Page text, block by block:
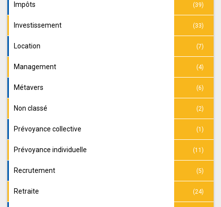
Impôts (39)
Investissement (33)
Location (7)
Management (4)
Métavers (6)
Non classé (2)
Prévoyance collective (1)
Prévoyance individuelle (11)
Recrutement (5)
Retraite (24)